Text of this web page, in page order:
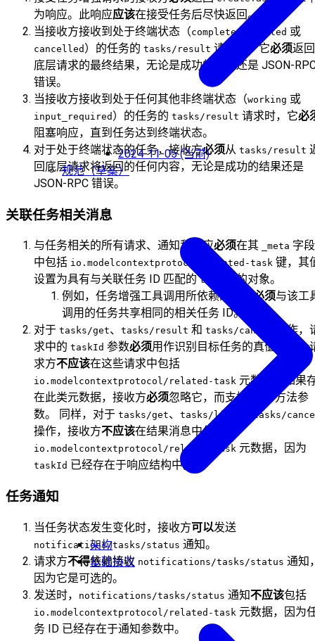
2024-11-05 (当前)
规范（草案）
架构
基础协议
为响应。此响应应该在接受任务后尽快返回。
当接收方接收到处于终端状态（completed failed 或
cancelled ）的任务的 tasks/result 请求时，它必须返回
底层请求的最终结果，无论是成功的结果还是 JSON-
错误。
当接收方接收到处于任何其他非终端状态（working 或
input_required ）的任务的 tasks/result 请求时，它必
阻塞响应，直到任务达到终端状态。
对于处于终端状态的任务，接收方必须从 tasks/result
回底层请求将返回的任何内容，无论是成功的结果还是
JSON-RPC 错误。
关联任务相关消息
与任务相关的所有请求、通知和响应必须在其 _meta 字段
中包括 io.modelcontextprotocol/related-task 键，其
设置为具有与关联任务 ID 匹配的taskId
的对象。
例如，任务增强工具调用所依赖的引导
必须与该工
调用的任务共享相同的相关任务 ID。
对于 tasks/get、 tasks/result 和 tasks/cancel
操作，
求中的 taskId 参数必须用作识别目标任务的真值来源。
求方不应该在这些请求中包括
io.modelcontextprotocol/related-task 元数据，如果
在此类元数据，接收方必须忽略它，而支持 RPC 方法参
数。 同样，对于 tasks/get、 tasks/list tasks/
操作，接收方不应该在结果消息中包括
io.modelcontextprotocol/related-task 元数据，因为
taskId 已经存在于响应结构中。
任务通知
当任务状态发生变化时，接收方可以发送
notifications/tasks/status 通知。
请求方不得依赖接收 notifications/tasks/status 通知
因为它是可选的。
发送时，
notifications/tasks/status 通知不应该包括
io.modelcontextprotocol/related-task 元数据，因为
务 ID 已经存在于通知参数中。